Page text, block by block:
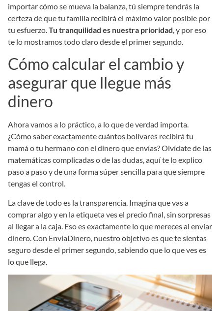
importar cómo se mueva la balanza, tú siempre tendrás la
certeza de que tu familia recibirá el máximo valor posible por
tu esfuerzo. Tu tranquilidad es nuestra prioridad , y por eso
te lo mostramos todo claro desde el primer segundo.
Cómo calcular el cambio y
asegurar que llegue más
dinero
Ahora vamos a lo práctico, a lo que de verdad importa.
¿Cómo saber exactamente cuántos bolívares recibirá tu
mamá o tu hermano con el dinero que envías? Olvídate de las
matemáticas complicadas o de las dudas, aquí te lo explico
paso a paso y de una forma súper sencilla para que siempre
tengas el control.
La clave de todo es la transparencia. Imagina que vas a
comprar algo y en la etiqueta ves el precio final, sin sorpresas
al llegar a la caja. Eso es exactamente lo que mereces al enviar
dinero. Con EnvíaDinero, nuestro objetivo es que te sientas
seguro desde el primer segundo, sabiendo que lo que ves es
lo que llega.